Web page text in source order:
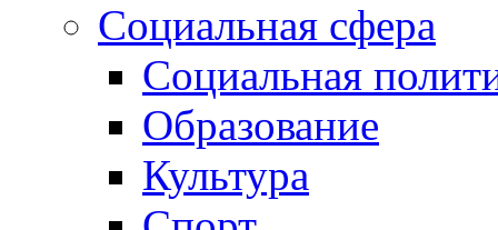
Социальная сфера
Социальная
Образование
Культура